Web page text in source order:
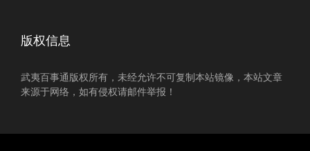
版权信息
武夷百事通版权所有，未经允许不可复制本站镜像，本站文章
来源于网络，如有侵权请邮件举报！